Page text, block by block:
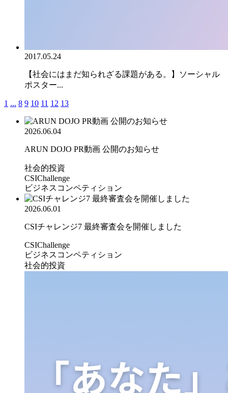
2017.05.24
【社会にはまだ知られざる課題がある。】ソーシャル
ポスター...
1 ... 8 9 10 11 12 13
2026.06.04
ARUN DOJO PR動画 公開のお知らせ
社会的投資
CSIChallenge
ビジネスコンペティション
2026.06.01
CSIチャレンジ7 最終審査会を開催しました
CSIChallenge
ビジネスコンペティション
社会的投資